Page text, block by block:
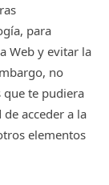
para
Web y evitar la
no
te pudiera
acceder a la
elementos